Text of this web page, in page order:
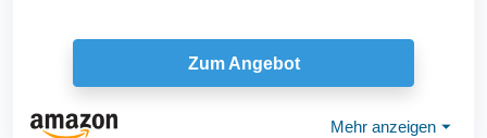
Zum Angebot
Mehr anzeigen ⏷